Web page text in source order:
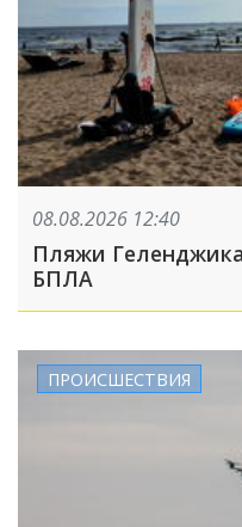
08.08.2026 12:40
Пляжи
БПЛА
ПРОИСШЕСТВИЯ